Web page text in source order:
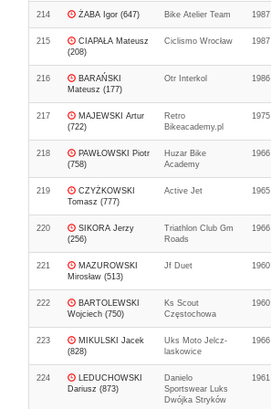
214 ŻABA Igor (647) Bike Atelier Team 1987
215
CIAPAŁA Mateusz
(208)
Ciclismo Wrocław 1987
216
BARAŃSKI
Mateusz (177)
Otr Interkol 1986
217
MAJEWSKI Artur
(722)
Retro
Bikeacademy.pl
1975
218
PAWŁOWSKI Piotr
(758)
Huzar Bike
Academy
1966
219
CZYŻKOWSKI
Tomasz (777)
Active Jet 1965
220
SIKORA Jerzy
(256)
Triathlon Club Gm
Roads
1966
221
MAZUROWSKI
Mirosław (513)
Jf Duet 1960
222
BARTOLEWSKI
Wojciech (750)
Ks Scout
Częstochowa
1960
223
MIKULSKI Jacek
(828)
Uks Moto Jelcz-
laskowice
1966
224
LEDUCHOWSKI
Dariusz (873)
Danielo
Sportswear Luks
Dwójka Stryków
1961